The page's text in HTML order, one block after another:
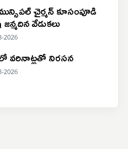
చైర్మన్ కూసంపూడి
వేడుకలు
2026
వరినాట్లతో నిరసన
2026